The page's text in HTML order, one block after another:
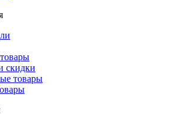
скидки
товары